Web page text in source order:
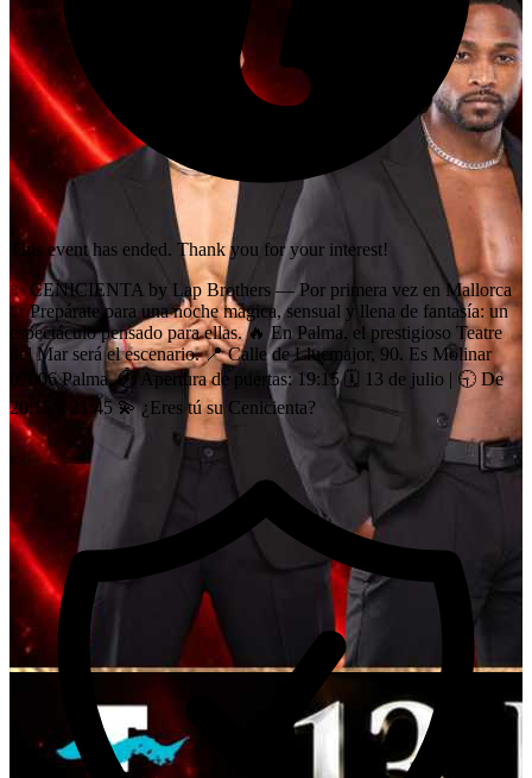
This event has ended. Thank you for your interest!
✨ CENICIENTA by Lap Brothers — Por primera vez en Mallorca
✨ Prepárate para una noche mágica, sensual y llena de fantasía: un
espectáculo pensado para ellas. 🔥 En Palma, el prestigioso Teatre
del Mar será el escenario. 📍 Calle de Llucmajor, 90. Es Molinar
07006 Palma. ⏱️ Apertura de puertas: 19:15 🗓 13 de julio | 🕤 De
20:15 a 21:45 💫 ¿Eres tú su Cenicienta?